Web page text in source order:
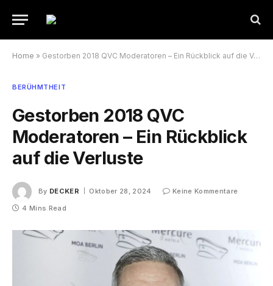
Home » Gestorben 2018 QVC Moderatoren – Ein Rückblick auf die Verluste
BERÜHMTHEIT
Gestorben 2018 QVC
Moderatoren – Ein Rückblick
auf die Verluste
By DECKER Oktober 28, 2024
Keine Kommentare
4 Mins Read